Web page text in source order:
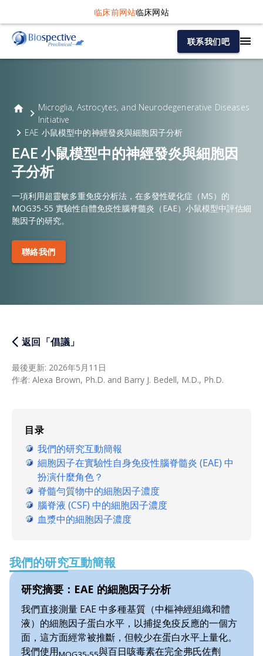
临床前网站临床网站
联系我们吧
Microglia, Astrocytes, and Neurodegenerative Diseases
Initiative
EAE 小鼠模型中的神經發炎與細胞因子分析
EAE 小鼠模型中的神經發炎與細胞因
子分析
一項利用超靈敏多重免疫分析法，在多發性硬化症（MS）的
MOG35-55 實驗性自體免疫性腦脊髓炎（EAE）小鼠模型中評估細
胞因子的研究。
聯絡我們
返回「倡議」
最後更新: 2026年5月11日
作者: Alexa Brown, Ph.D. and Barry J. Bedell, M.D., Ph.D.
目录
我們的研究互動簡報
細胞因子在實驗性自身免疫性腦脊髓炎 (EAE) 中
扮演什麼角色？
脊髓勻質物中的細胞因子濃度
腦脊液 (CSF) 中的細胞因子濃度
血漿中的細胞因子濃度
我們的研究互動簡報
研究摘要：EAE 的細胞因子分析
我們直接測量 EAE 中多種基質（中樞神經組織和體
液）的細胞因子蛋白水平，以捕捉免疫反應的一個方
面，這方面經常被推斷，但較少在蛋白水平上量化。
我們使用
與百日咳毒素在完全弗氏佐劑